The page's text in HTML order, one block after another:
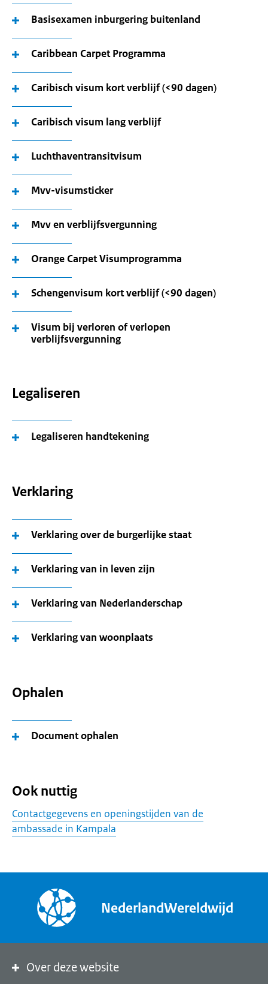
Basisexamen inburgering buitenland
Caribbean Carpet Programma
Caribisch visum kort verblijf (<90 dagen)
Caribisch visum lang verblijf
Luchthaventransitvisum
Mvv-visumsticker
Mvv en verblijfsvergunning
Orange Carpet Visumprogramma
Schengenvisum kort verblijf (<90 dagen)
Visum bij verloren of verlopen
verblijfsvergunning
Legaliseren
Legaliseren handtekening
Verklaring
Verklaring over de burgerlijke staat
Verklaring van in leven zijn
Verklaring van Nederlanderschap
Verklaring van woonplaats
Ophalen
Document ophalen
Ook nuttig
Contactgegevens en openingstijden van de
ambassade in Kampala
NederlandWereldwijd
Over deze website